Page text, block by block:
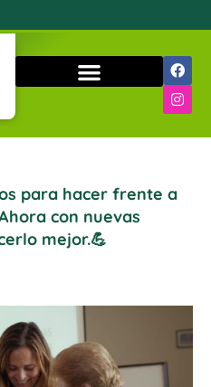
para hacer frente a
con nuevas
mejor.💪